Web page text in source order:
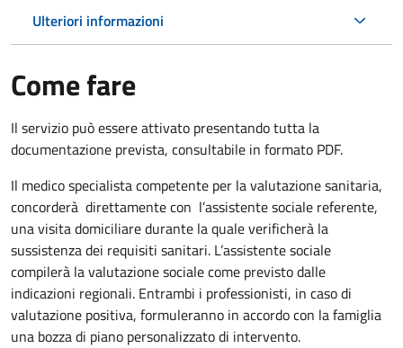
Ulteriori informazioni
Come fare
Il servizio può essere attivato presentando tutta la
documentazione prevista, consultabile in formato PDF.
Il medico specialista competente per la valutazione sanitaria,
concorderà direttamente con l’assistente sociale referente,
una visita domiciliare durante la quale verificherà la
sussistenza dei requisiti sanitari. L’assistente sociale
compilerà la valutazione sociale come previsto dalle
indicazioni regionali. Entrambi i professionisti, in caso di
valutazione positiva, formuleranno in accordo con la famiglia
una bozza di piano personalizzato di intervento.